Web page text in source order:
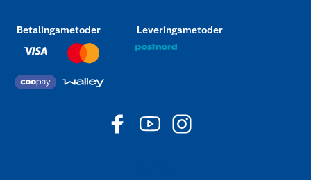
Betalingsmetoder Leveringsmetoder